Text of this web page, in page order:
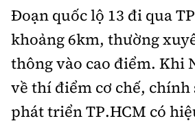
Nhà thầu
Mời thầu - Đấu thầu
Thi viết về GTVT
Gương sáng giao thông
Âm nhạc
Hậu trường sao
360 độ thể thao
Sản phẩm mới
Tư vấn
Thế giới
Thời sự Quốc tế
Hồ sơ tài liệu
Thế giới giao thông
Đi ++
Du lịch
Khám phá
Video
Đoạn quốc lộ 13 đi qua
khoảng 6km, thường
thông vào cao điểm. Khi
về thí điểm cơ chế, chính
phát triển TP.HCM có